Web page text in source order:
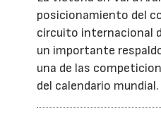
posicionamiento del
circuito internacional
un importante
una de las
del calendario mundial.